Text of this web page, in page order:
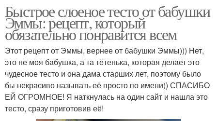
Быстрое слоеное тесто от бабушки
Эммы: рецепт, который
обязательно понравится всем
Этот рецепт от Эммы, вернее от бабушки Эммы))) Нет,
это не моя бабушка, а та тётенька, которая делает это
чудесное тесто и она дама старших лет, поэтому было
бы некрасиво называть её просто по имени)) СПАСИБО
ЕЙ ОГРОМНОЕ! Я наткнулась на один сайт и нашла это
тесто, сразу приготовив её!